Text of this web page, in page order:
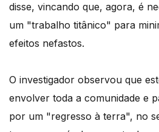
disse, vincando que, agora, é
um "trabalho titânico" para
efeitos nefastos.
O investigador observou que
envolver toda a comunidade e
por um "regresso à terra", no